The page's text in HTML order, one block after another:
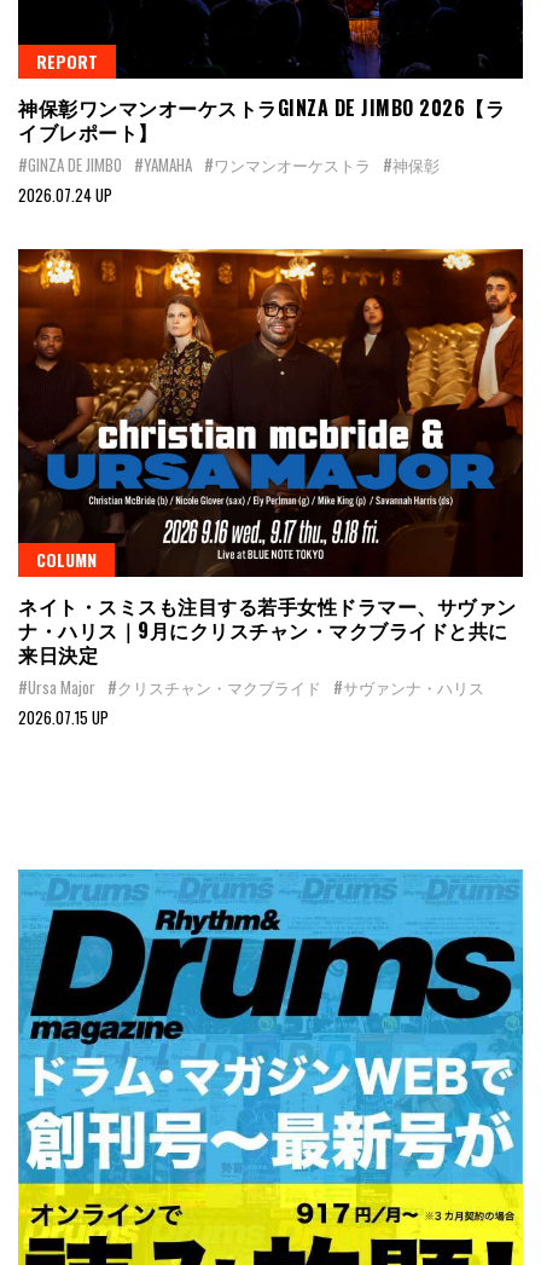
REPORT
神保彰ワンマンオーケストラGINZA DE JIMBO 2026【ラ
イブレポート】
#GINZA DE JIMBO #YAMAHA #ワンマンオーケストラ
#神保彰
2026.07.24 UP
COLUMN
ネイト・スミスも注目する若手女性ドラマー、サヴァン
ナ・ハリス｜9月にクリスチャン・マクブライドと共に
来日決定
#Ursa Major #クリスチャン・マクブライド
#サヴァンナ・ハリス
2026.07.15 UP